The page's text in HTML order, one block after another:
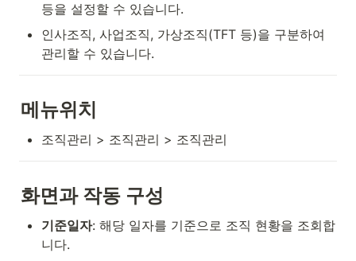
등을 설정할 수 있습니다.
인사조직, 사업조직, 가상조직(TFT 등)을 구분하여
관리할 수 있습니다.
메뉴위치
조직관리 > 조직관리 > 조직관리
화면과 작동 구성
기준일자: 해당 일자를 기준으로 조직 현황을 조회합
니다.